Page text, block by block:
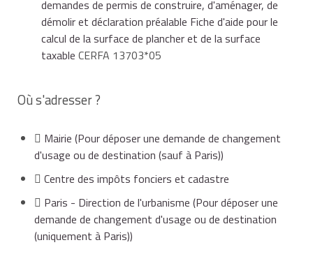
transformations de logements à des fins
professionnelles.
À savoir
démarches d'ordre privé peuvent être nécessaires,
statut de la copropriété, demander l'accord de
l'assemblée des copropriétaires, ou dans un logement
loué, demander l'accord du bailleur.
demandes de permis de construire, d'aménager, de
démolir et déclaration préalable Fiche d'aide pour le
calcul de la surface de plancher et de la surface
taxable CERFA 13703*05
Où s'adresser ?
Mairie (Pour déposer une demande de changement
d'usage ou de destination (sauf à Paris))
Centre des impôts fonciers et cadastre
Paris - Direction de l'urbanisme (Pour déposer une
demande de changement d'usage ou de destination
(uniquement à Paris))